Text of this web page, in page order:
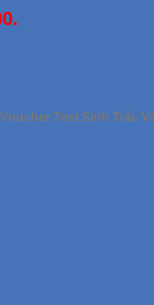
Voucher Test Sinh Trắc